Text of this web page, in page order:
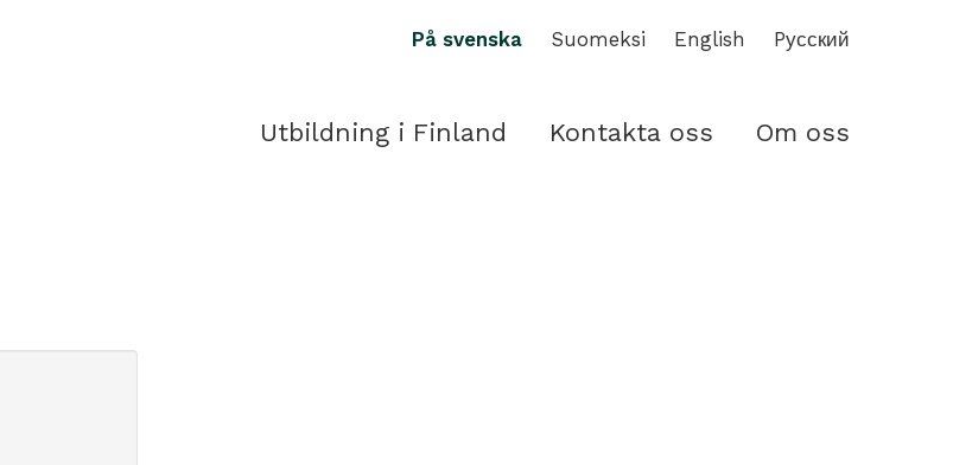
På svenska Suomeksi English Pусский
Utbildning i Finland Kontakta oss Om oss